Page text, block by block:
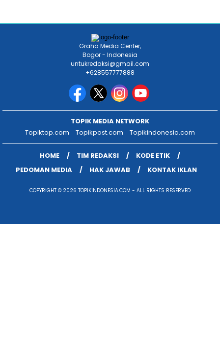
Graha Media Center,
Bogor - Indonesia
untukredaksi@gmail.com
+628557777888
TOPIK MEDIA NETWORK
Topiktop.com
Topikpost.com Topikindonesia.com
HOME TIM REDAKSI
KODE ETIK
PEDOMAN MEDIA
HAK JAWAB KONTAK IKLAN
COPYRIGHT © 2026 TOPIKINDONESIA.COM - ALL RIGHTS RESERVED